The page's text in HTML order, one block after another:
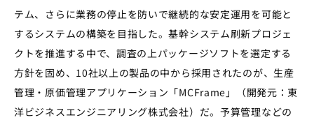
テム、さらに業務の停止を防いで継続的な安定運用を可能と
するシステムの構築を目指した。基幹システム刷新プロジェ
クトを推進する中で、調査の上パッケージソフトを選定する
方針を固め、10社以上の製品の中から採用されたのが、生産
管理・原価管理アプリケーション「MCFrame」（開発元：東
洋ビジネスエンジニアリング株式会社）だ。予算管理などの